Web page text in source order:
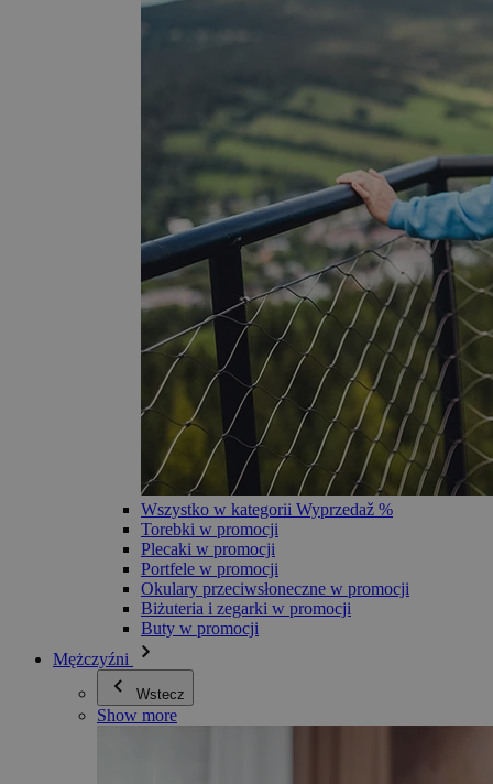
Wszystko w kategorii Wyprzedaž %
Torebki w promocji
Plecaki w promocji
Portfele w promocji
Okulary przeciwsłoneczne w promocji
Biżuteria i zegarki w promocji
Buty w promocji
Mężczyźni
Wstecz
Show more